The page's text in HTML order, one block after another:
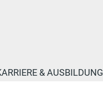
& AUSBILDUNG